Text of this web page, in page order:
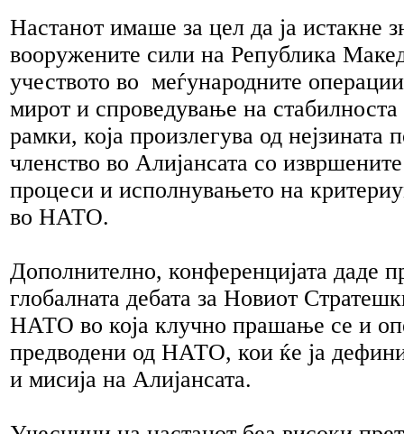
Настанот имаше за цел да ја истакне
вооружените сили на Република
учеството во меѓународните
мирот и спроведување на стабилноста
рамки, која произлегува од нејзината
членство во Алијансата со
процеси и исполнувањето на
во НАТО.
Дополнително, конференцијата даде
глобалната дебата за Новиот
НАТО во која клучно прашање се и
предводени од НАТО, кои ќе ја
и мисија на Алијансата.